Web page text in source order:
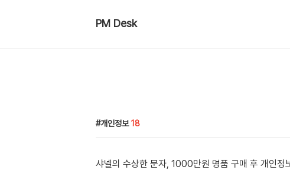
PM Desk
개인정보 18
샤넬의 수상한 문자, 1000만원 명품 구매 후 개인정